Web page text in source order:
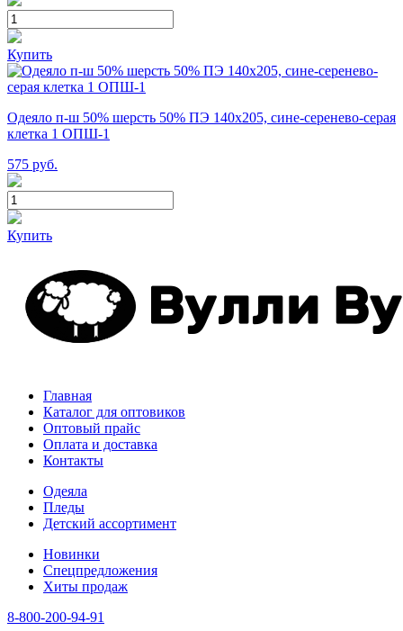
Купить
Одеяло п-ш 50% шерсть 50% ПЭ 140х205, сине-серенево-серая
клетка 1 ОПШ-1
575 руб.
Купить
Главная
Каталог для оптовиков
Оптовый прайс
Оплата и доставка
Контакты
Одеяла
Пледы
Детский ассортимент
Новинки
Спецпредложения
Хиты продаж
8-800-200-94-91